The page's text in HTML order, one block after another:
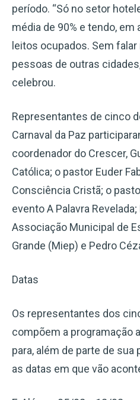
período. “Só no setor
média de 90% e tendo, em
leitos ocupados. Sem
pessoas de outras
celebrou.
Representantes de cinco
Carnaval da Paz
coordenador do Crescer,
Católica; o pastor Euder
Consciência Cristã; o
evento A Palavra
Associação Municipal de
Grande (Miep) e Pedro
Datas
Os representantes dos
compõem a programação
para, além de parte de
as datas em que vão